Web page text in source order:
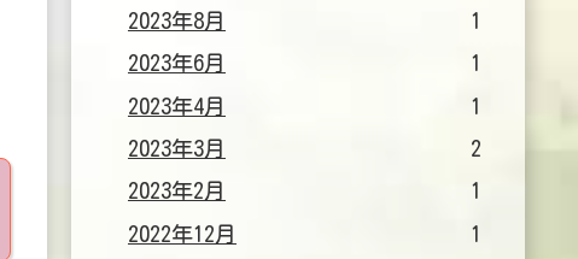
2023年8月
1
2023年6月
1
2023年4月
1
2023年3月
2
2023年2月
1
2022年12月
1